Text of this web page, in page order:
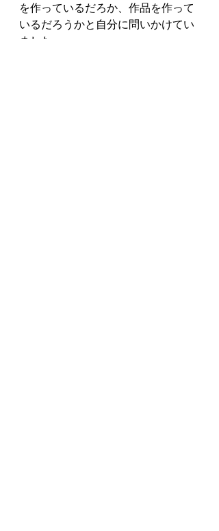
を作っているだろか、作品を作って
いるだろうかと自分に問いかけてい
ました。